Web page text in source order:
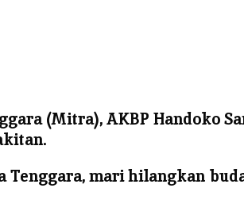
(Mitra), AKBP Handoko
mari hilangkan